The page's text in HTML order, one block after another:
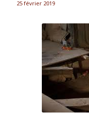
25 février 2019